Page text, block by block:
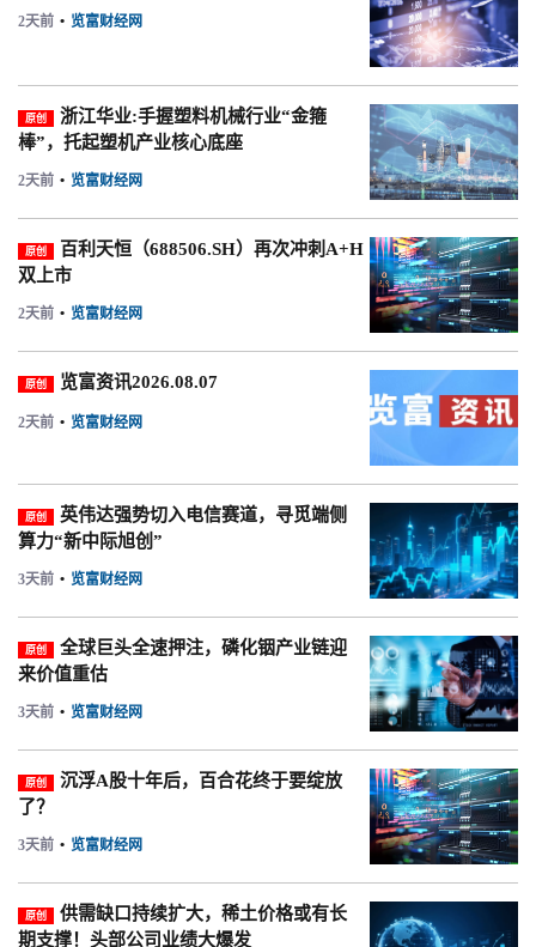
2天前 • 览富财经网
原创
浙江华业:手握塑料机械行业“金箍
棒”，托起塑机产业核心底座
2天前 • 览富财经网
原创
百利天恒（688506.SH）再次冲刺A+H
双上市
2天前 • 览富财经网
原创 览富资讯2026.08.07
2天前 • 览富财经网
原创
英伟达强势切入电信赛道，寻觅端侧
算力“新中际旭创”
3天前 • 览富财经网
原创
全球巨头全速押注，磷化铟产业链迎
来价值重估
3天前 • 览富财经网
原创
沉浮A股十年后，百合花终于要绽放
了？
3天前 • 览富财经网
原创
供需缺口持续扩大，稀土价格或有长
期支撑！头部公司业绩大爆发